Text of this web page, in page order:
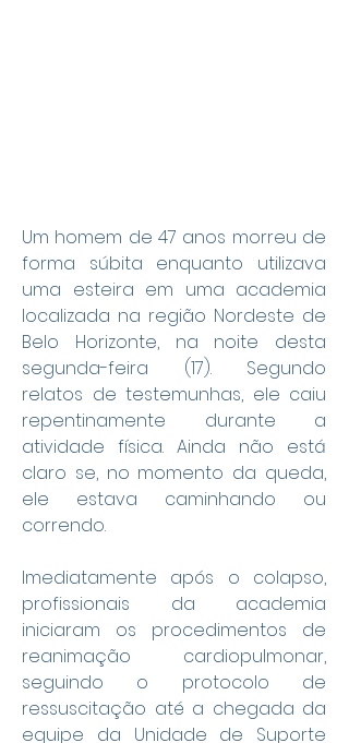
Um homem de 47 anos morreu de
forma súbita enquanto utilizava
uma esteira em uma academia
localizada na região Nordeste de
Belo Horizonte, na noite desta
segunda-feira (17). Segundo
relatos de testemunhas, ele caiu
repentinamente durante a
atividade física. Ainda não está
claro se, no momento da queda,
ele estava caminhando ou
correndo.
Imediatamente após o colapso,
profissionais da academia
iniciaram os procedimentos de
reanimação cardiopulmonar,
seguindo o protocolo de
ressuscitação até a chegada da
equipe da Unidade de Suporte